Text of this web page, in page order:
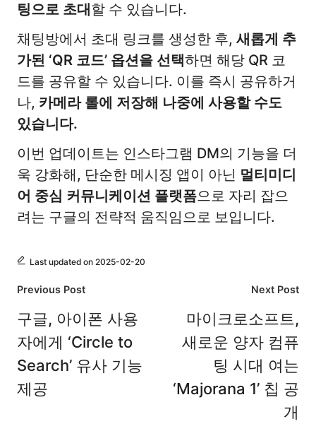
팅으로 초대할 수 있습니다.
채팅방에서 초대 링크를 생성한 후, 새롭게 추
가된 ‘QR 코드’ 옵션을 선택하면 해당 QR 코
드를 공유할 수 있습니다. 이를 즉시 공유하거
나, 카메라 롤에 저장해 나중에 사용할 수도
있습니다.
이번 업데이트는 인스타그램 DM의 기능을 더
욱 강화해, 단순한 메시징 앱이 아닌 멀티미디
어 중심 커뮤니케이션 플랫폼으로 자리 잡으
려는 구글의 전략적 움직임으로 보입니다.
Last updated on 2025-02-20
Post
navigation
Previous Post
구글, 아이폰 사용
자에게 ‘Circle to
Search’ 유사 기능
제공
Next Post
마이크로소프트,
새로운 양자 컴퓨
팅 시대 여는
‘Majorana 1’ 칩 공
개